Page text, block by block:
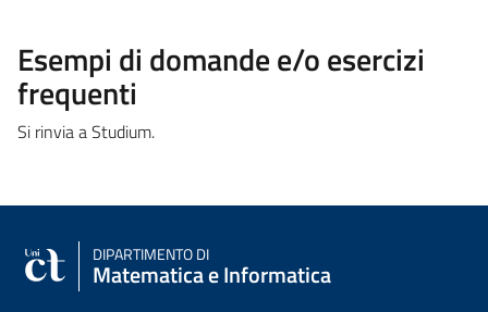
Esempi di domande e/o esercizi
frequenti
Si rinvia a Studium.
DIPARTIMENTO DI
Matematica e Informatica